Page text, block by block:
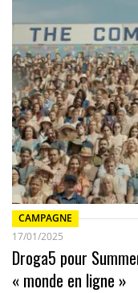
CAMPAGNE
17/01/2025
Droga5 pour
« monde en ligne »